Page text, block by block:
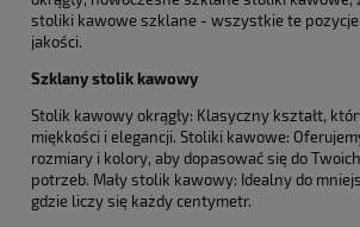
stoliki kawowe szklane - wszystkie te
jakości.
Szklany stolik kawowy
Stolik kawowy okrągły: Klasyczny kształt,
miękkości i elegancji. Stoliki kawowe:
rozmiary i kolory, aby dopasować się do
potrzeb. Mały stolik kawowy: Idealny do
gdzie liczy się każdy centymetr.